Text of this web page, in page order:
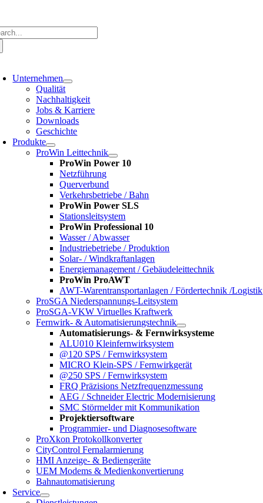
springen
Unternehmen
Qualität
Nachhaltigkeit
Jobs & Karriere
Downloads
Geschichte
Produkte
ProWin Leittechnik
ProWin Power 10
Netzführung
Querverbund
Verkehrsbetriebe / Bahn
ProWin Power SLS
Stationsleitsystem
ProWin Professional 10
Wasser / Abwasser
Industriebetriebe / Produktion
Solar- / Windkraftanlagen
Energiemanagement / Gebäudeleittechnik
ProWin ProAWT
AWT-Warentransportanlagen / Fördertechnik /Logistik
ProSGA Niederspannungs-Leitsystem
ProSGA-VKW Virtuelles Kraftwerk
Fernwirk- & Automatisierungstechnik
Automatisierungs- & Fernwirksysteme
ALU010 Kleinfernwirksystem
@120 SPS / Fernwirksystem
MICRO Klein-SPS / Fernwirkgerät
@250 SPS / Fernwirksystem
FRQ Präzisions Netzfrequenzmessung
AEG / Schneider Electric Modernisierung
SMC Störmelder mit Kommunikation
Projektiersoftware
Programmier- und Diagnosesoftware
ProXkon Protokollkonverter
CityControl Fernalarmierung
HMI Anzeige- & Bediengeräte
UEM Modems & Medienkonvertierung
Bahnautomatisierung
Service